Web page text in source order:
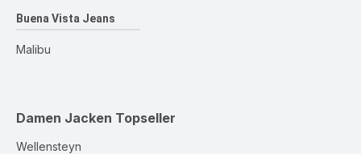
Buena Vista Jeans
Malibu
Damen Jacken Topseller
Wellensteyn